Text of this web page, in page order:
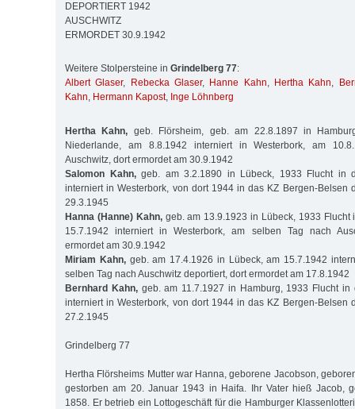
DEPORTIERT 1942
AUSCHWITZ
ERMORDET 30.9.1942
Weitere Stolpersteine in Grindelberg 77:
Albert Glaser, Rebecka Glaser, Hanne Kahn, Hertha Kahn,
Kahn, Hermann Kapost, Inge Löhnberg
Hertha Kahn, geb. Flörsheim, geb. am 22.8.1897 in
Niederlande, am 8.8.1942 interniert in Westerbork, am
Auschwitz, dort ermordet am 30.9.1942
Salomon Kahn,geb. am 3.2.1890 in Lübeck, 1933 Flucht in
interniert in Westerbork, von dort 1944 in das KZ Bergen-Belsen
29.3.1945
Hanna (Hanne) Kahn,geb. am 13.9.1923 in Lübeck, 1933 Flucht
15.7.1942 interniert in Westerbork, am selben Tag nach
ermordet am 30.9.1942
Miriam Kahn,geb. am 17.4.1926 in Lübeck, am 15.7.1942
selben Tag nach Auschwitz deportiert, dort ermordet am 17.8.1942
Bernhard Kahn,geb. am 11.7.1927 in Hamburg, 1933 Flucht in
interniert in Westerbork, von dort 1944 in das KZ Bergen-Belsen
27.2.1945
Grindelberg 77
Hertha Flörsheims Mutter war Hanna, geborene Jacobson,
gestorben am 20. Januar 1943 in Haifa. Ihr Vater hieß Jacob,
1858. Er betrieb ein Lottogeschäft für die Hamburger